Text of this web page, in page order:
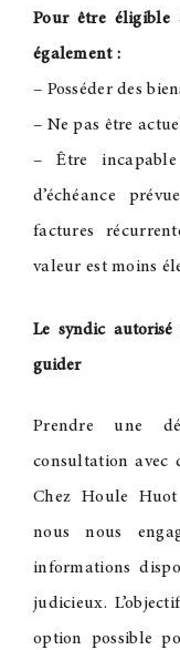
Pour être éligible
également :
– Posséder des
– Ne pas être
– Être
d’échéance
factures
valeur est moins
Le syndic
guider
Prendre une
consultation avec
Chez Houle
nous nous
informations
judicieux.
option possible